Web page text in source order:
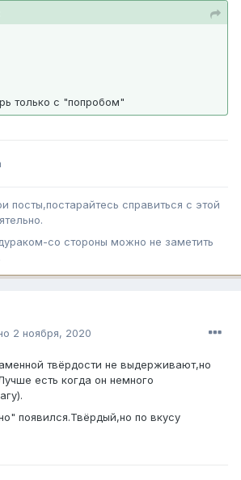
только с "попробом"
посты,постарайтесь справиться с этой
со стороны можно не заметить
2 ноября, 2020
твёрдости не выдерживают,но
есть когда он немного
появился.Твёрдый,но по вкусу